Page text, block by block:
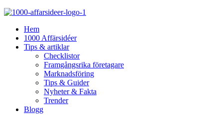
Hem
1000 Affärsidéer
Tips & artiklar
Checklistor
Framgångsrika företagare
Marknadsföring
Tips & Guider
Nyheter & Fakta
Trender
Blogg